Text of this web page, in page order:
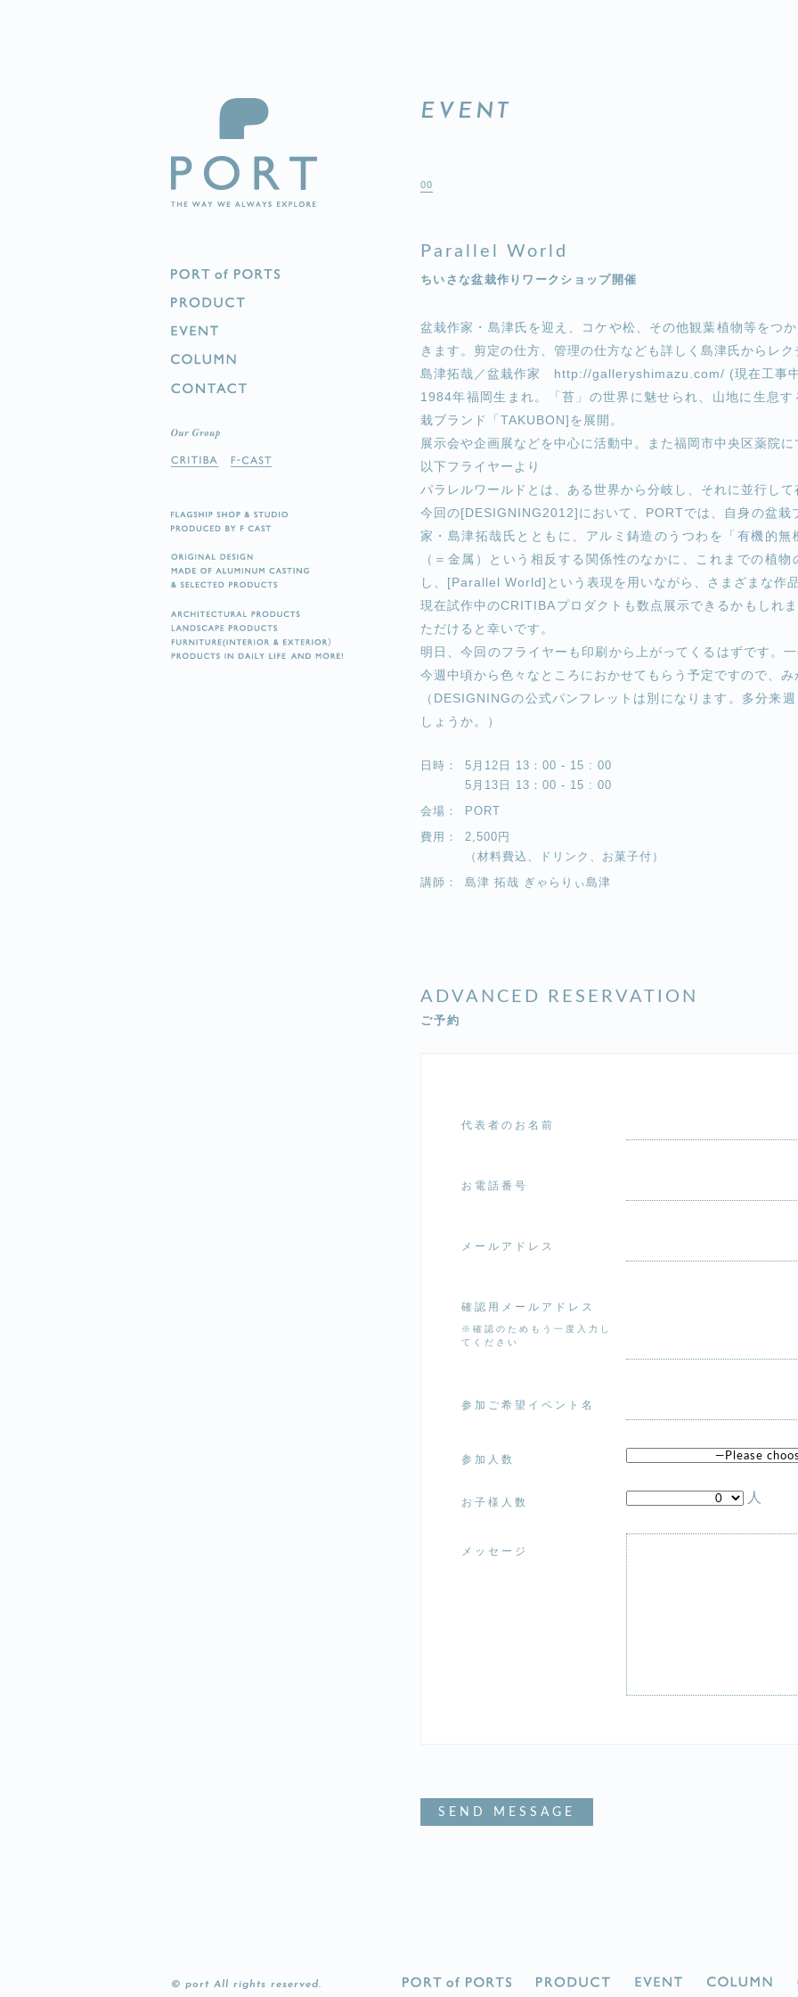
EVENT
00
Parallel World
ちいさな盆栽作りワークショップ開催
盆栽作家・島津氏を迎え、コケや松、その他観葉植物等をつ
きます。剪定の仕方、管理の仕方なども詳しく島津氏からレ
島津拓哉／盆栽作家 http://galleryshimazu.com/ (現在工事
1984年福岡生まれ。「苔」の世界に魅せられ、山地に生息
栽ブランド「TAKUBON]を展開。
展示会や企画展などを中心に活動中。また福岡市中央区薬院
以下フライヤーより
パラレルワールドとは、ある世界から分岐し、それに並行し
今回の[DESIGNING2012]において、PORTでは、自身の盆栽
家・島津拓哉氏とともに、アルミ鋳造のうつわを「有機的
（＝金属）という相反する関係性のなかに、これまでの植
し、[Parallel World]という表現を用いながら、さまざまな作
現在試作中のCRITIBAプロダクトも数点展示できるかもしれ
ただけると幸いです。
明日、今回のフライヤーも印刷から上がってくるはずです。
今週中頃から色々なところにおかせてもらう予定ですので、
（DESIGNINGの公式パンフレットは別になります。多分来
しょうか。）
日時：
5月12日 13：00 - 15 : 00
5月13日 13：00 - 15 : 00
会場：
PORT
費用：
2,500円
（材料費込、ドリンク、お菓子付）
講師：
島津 拓哉 ぎゃらりぃ島津
ADVANCED RESERVATION
ご予約
代表者のお名前
お電話番号
メールアドレス
確認用メールアドレス
※確認のためもう一度入力し
てください
参加ご希望イベント名
参加人数
お子様人数 人
メッセージ
© port All rights reserved.